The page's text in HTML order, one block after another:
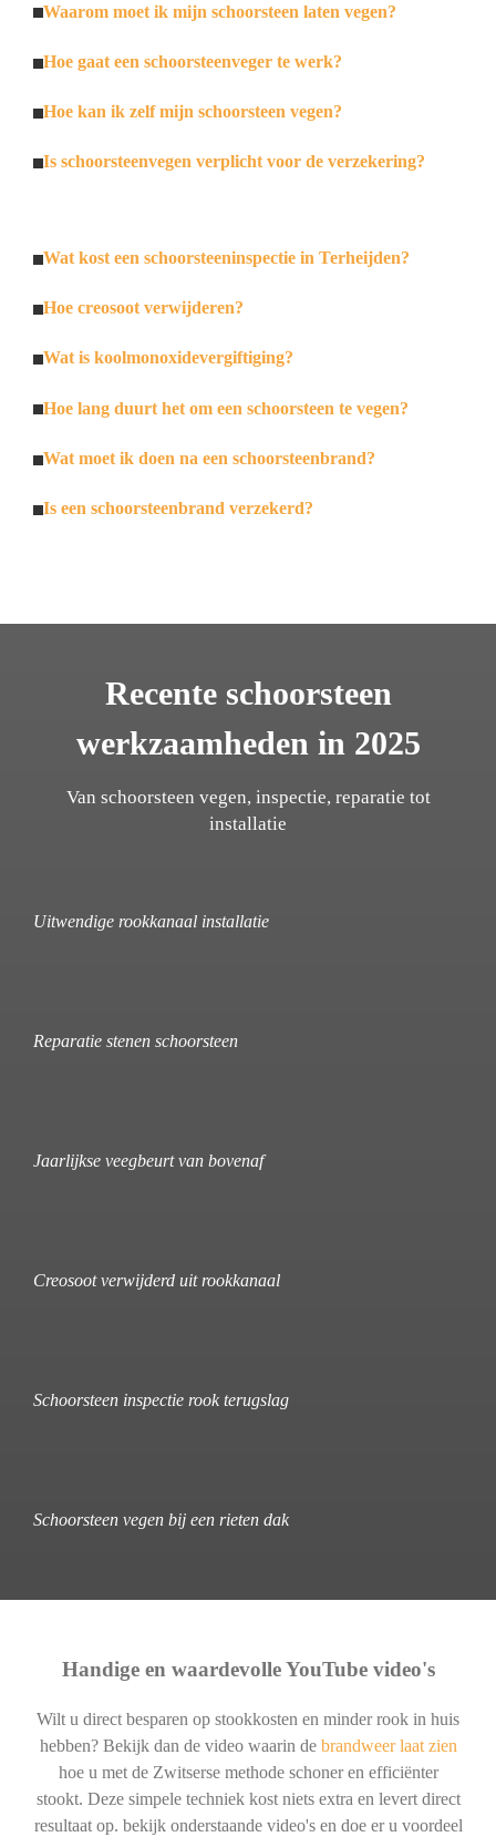
Waarom moet ik mijn schoorsteen laten vegen?
Hoe gaat een schoorsteenveger te werk?
Hoe kan ik zelf mijn schoorsteen vegen?
Is schoorsteenvegen verplicht voor de verzekering?
Wat kost een schoorsteeninspectie in Terheijden?
Hoe creosoot verwijderen?
Wat is koolmonoxidevergiftiging?
Hoe lang duurt het om een schoorsteen te vegen?
Wat moet ik doen na een schoorsteenbrand?
Is een schoorsteenbrand verzekerd?
Recente schoorsteen
werkzaamheden in 2025
Van schoorsteen vegen, inspectie, reparatie tot
installatie
Uitwendige rookkanaal installatie
Reparatie stenen schoorsteen
Jaarlijkse veegbeurt van bovenaf
Creosoot verwijderd uit rookkanaal
Schoorsteen inspectie rook terugslag
Schoorsteen vegen bij een rieten dak
Handige en waardevolle YouTube video's
Wilt u direct besparen op stookkosten en minder rook in huis
hebben? Bekijk dan de video waarin de brandweer laat zien
hoe u met de Zwitserse methode schoner en efficiënter
stookt. Deze simpele techniek kost niets extra en levert direct
resultaat op. bekijk onderstaande video's en doe er u voordeel